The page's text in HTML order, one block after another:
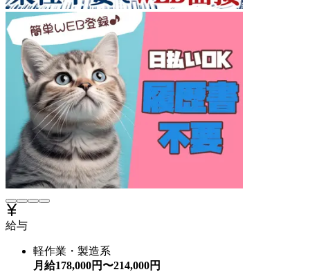
給与
軽作業・製造系
月給178,000円〜214,000円